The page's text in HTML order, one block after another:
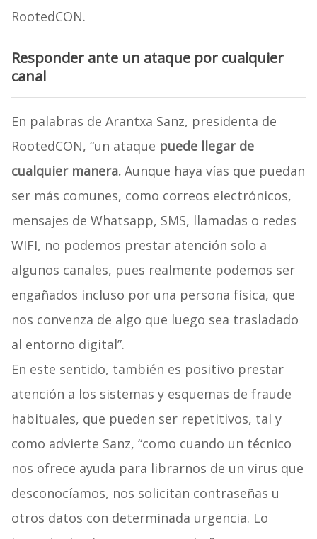
RootedCON.
Responder ante un ataque por cualquier
canal
En palabras de Arantxa Sanz, presidenta de
RootedCON, “un ataque puede llegar de
cualquier manera.Aunque haya vías que puedan
ser más comunes, como correos electrónicos,
mensajes de Whatsapp, SMS, llamadas o redes
WIFI, no podemos prestar atención solo a
algunos canales, pues realmente podemos ser
engañados incluso por una persona física, que
nos convenza de algo que luego sea trasladado
al entorno digital”.
En este sentido, también es positivo prestar
atención a los sistemas y esquemas de fraude
habituales, que pueden ser repetitivos, tal y
como advierte Sanz, “como cuando un técnico
nos ofrece ayuda para librarnos de un virus que
desconocíamos, nos solicitan contraseñas u
otros datos con determinada urgencia. Lo